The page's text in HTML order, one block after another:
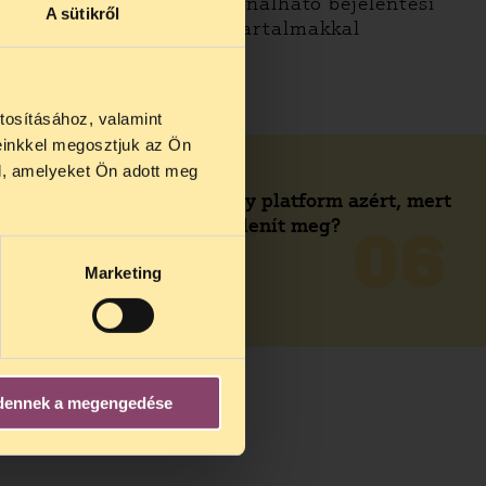
A sütikről
valamint
megosztjuk az Ön
amelyeket Ön adott meg
Marketing
a megengedése
fellépjenek az illegális tartalmakkal
mellett
Felelősségre vonható egy platform azért, mert
jogsértő MI tartalmat jelenít meg?
BŐVEBBEN
27 és
25-én